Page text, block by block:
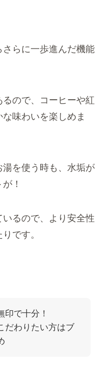
らに一歩進んだ機能
ので、コーヒーや紅
味わいを楽しめま
湯を使う時も、水垢が
！
るので、より安全性
です。
印で十分！
だわりたい方はブ